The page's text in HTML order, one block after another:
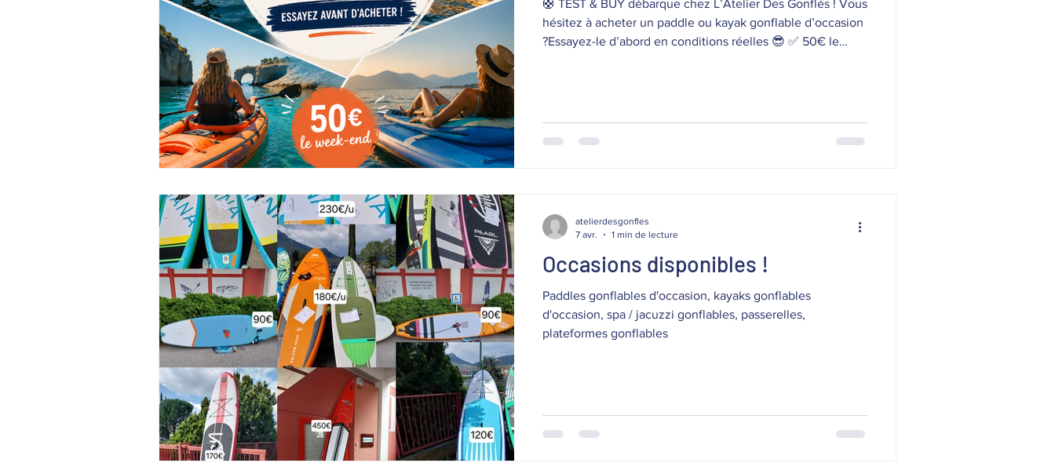
🛟 TEST & BUY débarque chez L’Atelier Des Gonflés ! Vous
hésitez à acheter un paddle ou kayak gonflable d’occasion
?Essayez-le d’abord en conditions réelles 😎 ✅ 50€ le
annulée➡️ Pas de retour = achat automatique + facture par
Occasions disponibles !
Paddles gonflables d'occasion, kayaks gonflables
d'occasion, spa / jacuzzi gonflables, passerelles,
plateformes gonflables
atelierdesgonfles
7 avr.
1 min de lecture